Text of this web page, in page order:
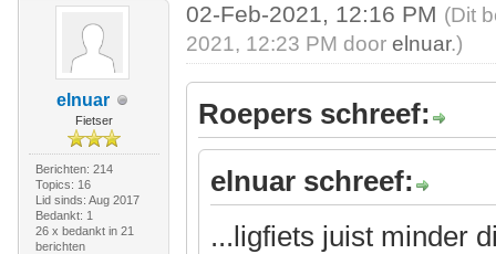
elnuar
Fietser
Berichten: 214
Topics: 16
Lid sinds: Aug 2017
Bedankt: 1
26 x bedankt in 21
berichten
02-Feb-2021, 12:16 PM (Dit
2021, 12:23 PM doorelnuar.)
Roepers schreef:
elnuar schreef:
...ligfiets juist minder